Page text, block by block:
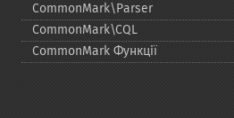
CommonMark\Parser
CommonMark\CQL
CommonMark Функції